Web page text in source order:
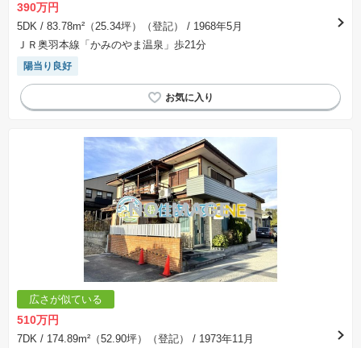
390万円
5DK / 83.78m²（25.34坪）（登記）
/ 1968年5月
ＪＲ奥羽本線「かみのやま温泉」歩21分
陽当り良好
広さが似ている
510万円
7DK / 174.89m²（52.90坪）（登記）
/ 1973年11月